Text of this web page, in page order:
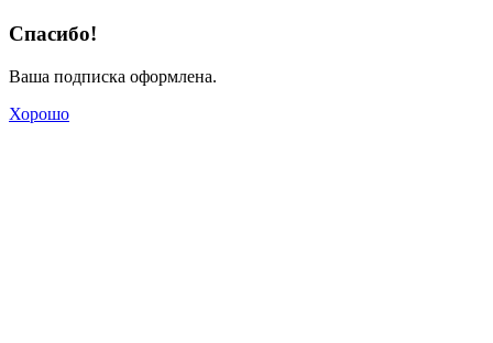
Спасибо!
Ваша подписка оформлена.
Хорошо